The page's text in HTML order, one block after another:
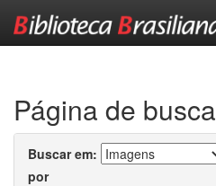
Página de busca
Buscar em:
por